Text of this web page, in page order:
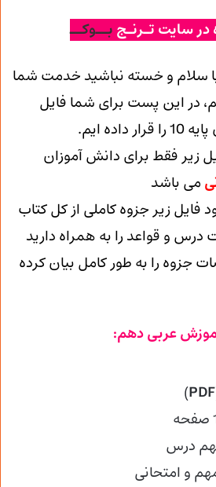
سایت تـرنـج بــوکــ
سلام و خسته نباشید خدمت شما
در این پست برای شما فایل
ایم.
زیر فقط برای دانش آموزان
می باشد
فایل زیر جزوه کاملی از کل کتاب
درس و قواعد را به همراه دارید
جزوه را به طور کامل بیان کرده
عربی دهم:
PDF
)
صفحه
درس
و امتحانی